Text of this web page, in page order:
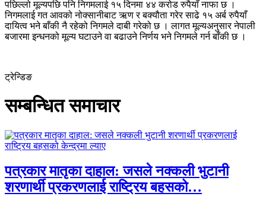
पछिल्लो मूल्यपछि पनि निगमलाई १५ दिनमा ४४ करोड रुपैयाँ नाफा छ ।
निगमलाई गत आवको नोक्सानीबाट ऋण र बक्यौता गरेर साढे १५ अर्ब रुपैयाँ
दायित्व भने बाँकी नै रहेको निगमले दाबी गरेको छ । लागत मूल्यअनुसार नेपाली
बजारमा इन्धनको मूल्य घटाउने वा बढाउने निर्णय भने निगमले गर्न बाँकी छ ।
ट्रेन्डिङ
सम्बन्धित समाचार
पत्रकार मातृका दाहाल: जसले नक्कली भुटानी
शरणार्थी प्रकरणलाई राष्ट्रिय बहसको…